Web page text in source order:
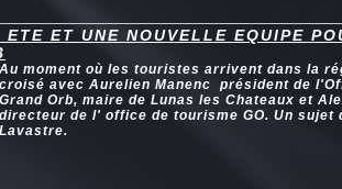
ETE ET UNE NOUVELLE EQUIPE
Au moment où les touristes arrivent dans la
croisé avec Aurelien Manenc président de
Grand Orb, maire de Lunas les Chateaux et
directeur de l' office de tourisme GO. Un sujet
Lavastre.